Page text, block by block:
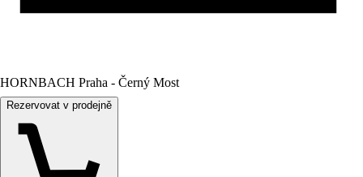
HORNBACH Praha - Černý Most
Rezervovat v prodejně